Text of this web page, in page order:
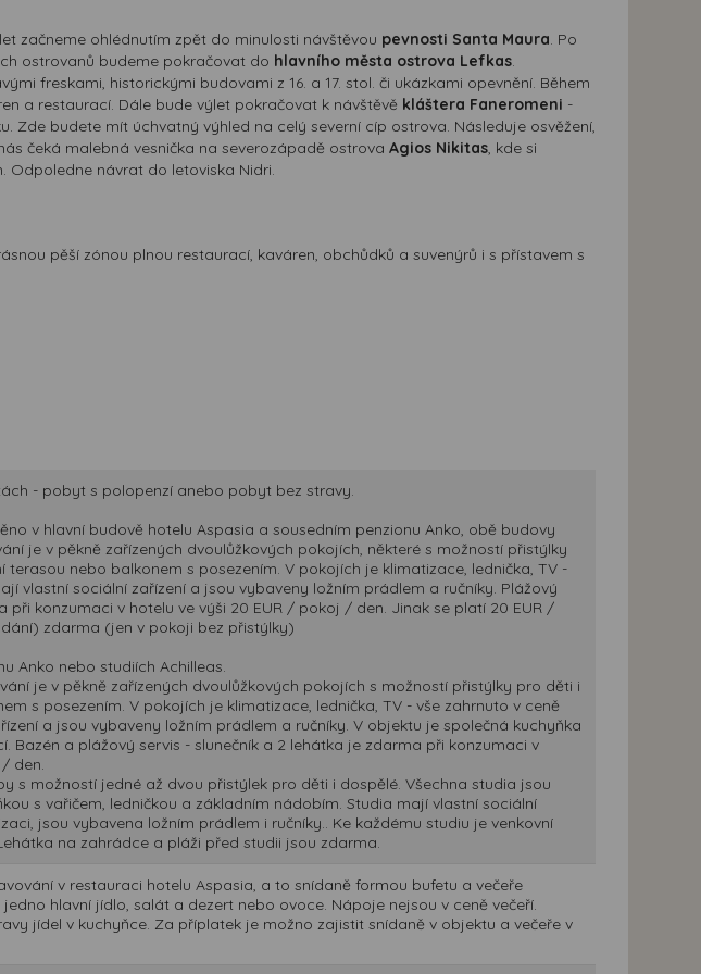
začneme ohlédnutím zpět do minulosti návštěvou pevnosti Santa Maura. Po
ostrovanů budeme pokračovat do hlavního města ostrova Lefkas.
freskami, historickými budovami z 16. a 17. stol. či ukázkami opevnění. Během
a restaurací. Dále bude výlet pokračovat k návštěvě kláštera Faneromeni -
budete mít úchvatný výhled na celý severní cíp ostrova. Následuje osvěžení,
čeká malebná vesnička na severozápadě ostrova Agios Nikitas, kde si
Odpoledne návrat do letoviska Nidri.
pěší zónou plnou restaurací, kaváren, obchůdků a suvenýrů i s přístavem s
- pobyt s polopenzí anebo pobyt bez stravy.
v hlavní budově hotelu Aspasia a sousedním penzionu Anko, obě budovy
je v pěkně zařízených dvoulůžkových pokojích, některé s možností přistýlky
nebo balkonem s posezením. V pokojích je klimatizace, lednička, TV -
vlastní sociální zařízení a jsou vybaveny ložním prádlem a ručníky. Plážový
při konzumaci v hotelu ve výši 20 EUR / pokoj / den. Jinak se platí 20 EUR /
zdarma (jen v pokoji bez přistýlky)
Anko nebo studiích Achilleas.
je v pěkně zařízených dvoulůžkových pokojích s možností přistýlky pro děti i
s posezením. V pokojích je klimatizace, lednička, TV - vše zahrnuto v ceně
a jsou vybaveny ložním prádlem a ručníky. V objektu je společná kuchyňka
Bazén a plážový servis - slunečník a 2 lehátka je zdarma při konzumaci v
den.
s možností jedné až dvou přistýlek pro děti i dospělé. Všechna studia jsou
s vařičem, ledničkou a základním nádobím. Studia mají vlastní sociální
jsou vybavena ložním prádlem i ručníky.. Ke každému studiu je venkovní
na zahrádce a pláži před studii jsou zdarma.
v restauraci hotelu Aspasia, a to snídaně formou bufetu a večeře
hlavní jídlo, salát a dezert nebo ovoce. Nápoje nejsou v ceně večeří.
jídel v kuchyňce. Za příplatek je možno zajistit snídaně v objektu a večeře v